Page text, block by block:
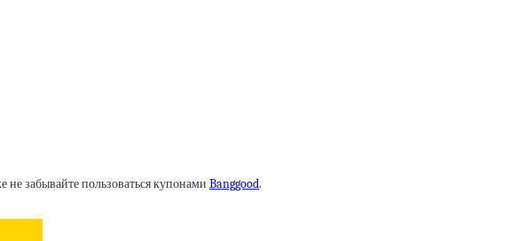
не забывайте пользоваться купонами Banggood.